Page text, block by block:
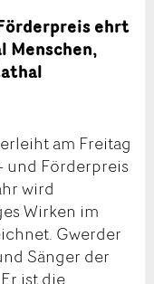
ehrt
Menschen,
am Freitag
und Förderpreis
wird
Wirken im
Gwerder
Sänger der
ist die